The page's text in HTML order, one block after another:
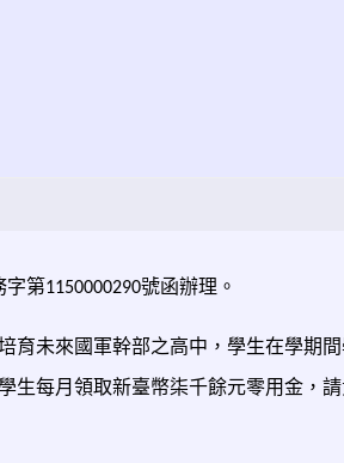
字第1150000290號函辦理。
育未來國軍幹部之高中，學生在學期
生每月領取新臺幣柒千餘元零用金，